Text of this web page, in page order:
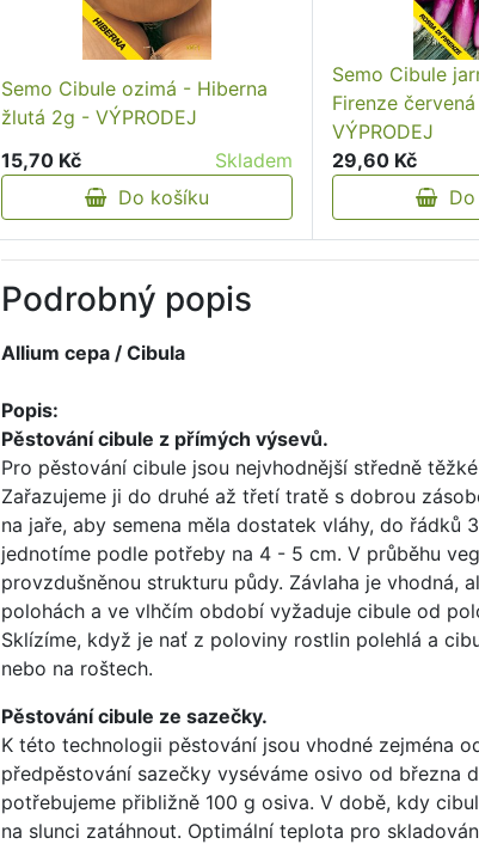
Semo Cibule ozimá - Hiberna
žlutá 2g - VÝPRODEJ
15,70 Kč
Skladem
Do košíku
Semo Cibule
Firenze
VÝPRODEJ
29,60 Kč
Do
Podrobný popis
Allium cepa / Cibula
Popis:
Pěstování cibule z přímých výsevů.
Pro pěstování cibule jsou nejvhodnější středně
Zařazujeme ji do druhé až třetí tratě s dobrou
na jaře, aby semena měla dostatek vláhy, do
jednotíme podle potřeby na 4 - 5 cm. V průběhu
provzdušněnou strukturu půdy. Závlaha je vhodná,
polohách a ve vlhčím období vyžaduje cibule od
Sklízíme, když je nať z poloviny rostlin polehlá a
nebo na roštech.
Pěstování cibule ze sazečky.
K této technologii pěstování jsou vhodné zejména
předpěstování sazečky vyséváme osivo od března
potřebujeme přibližně 100 g osiva. V době, kdy
na slunci zatáhnout. Optimální teplota pro